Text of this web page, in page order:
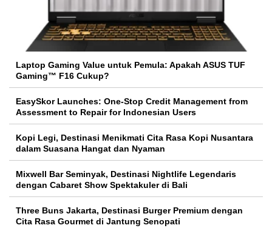
Laptop Gaming Value untuk Pemula: Apakah ASUS TUF
Gaming™ F16 Cukup?
EasySkor Launches: One-Stop Credit Management from
Assessment to Repair for Indonesian Users
Kopi Legi, Destinasi Menikmati Cita Rasa Kopi Nusantara
dalam Suasana Hangat dan Nyaman
Mixwell Bar Seminyak, Destinasi Nightlife Legendaris
dengan Cabaret Show Spektakuler di Bali
Three Buns Jakarta, Destinasi Burger Premium dengan
Cita Rasa Gourmet di Jantung Senopati